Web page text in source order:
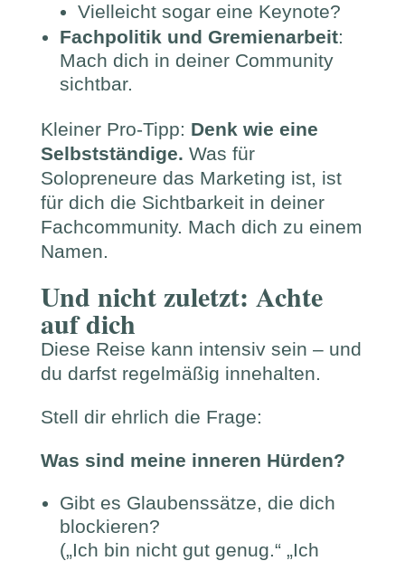
Vielleicht sogar eine Keynote?
Fachpolitik und Gremienarbeit:
Mach dich in deiner Community
sichtbar.
Kleiner Pro-Tipp: Denk wie eine
Selbstständige. Was für
Solopreneure das Marketing ist, ist
für dich die Sichtbarkeit in deiner
Fachcommunity. Mach dich zu einem
Namen.
Und nicht zuletzt: Achte
auf dich
Diese Reise kann intensiv sein – und
du darfst regelmäßig innehalten.
Stell dir ehrlich die Frage:
Was sind meine inneren Hürden?
Gibt es Glaubenssätze, die dich
blockieren?
(„Ich bin nicht gut genug.“ „Ich